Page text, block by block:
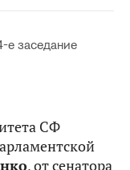
е заседание
СФ
,от сенатора